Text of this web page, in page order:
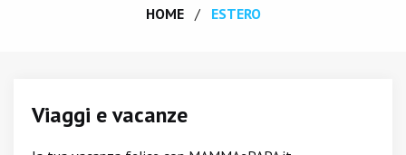
HOME ESTERO
Viaggi e vacanze